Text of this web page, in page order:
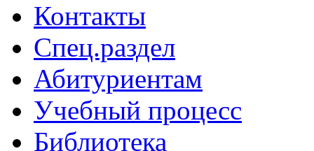
Контакты
Спец.раздел
Абитуриентам
Учебный процесс
Библиотека